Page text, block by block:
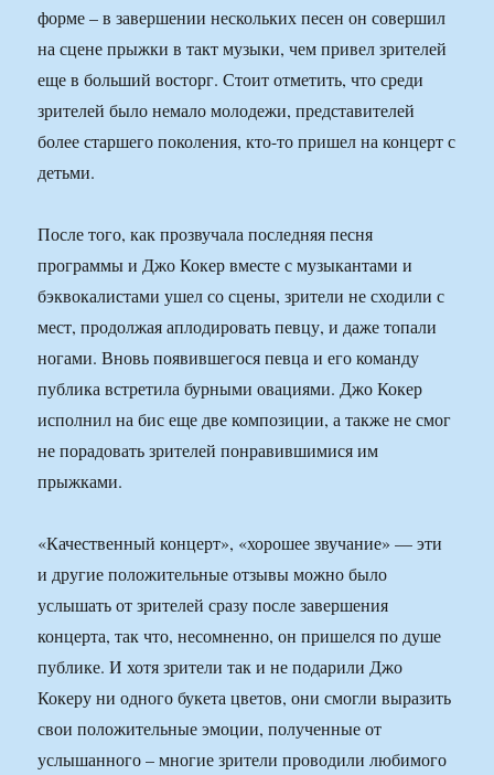
форме – в завершении нескольких песен он совершил
на сцене прыжки в такт музыки, чем привел зрителей
еще в больший восторг. Стоит отметить, что среди
зрителей было немало молодежи, представителей
более старшего поколения, кто-то пришел на концерт с
детьми.
После того, как прозвучала последняя песня
программы и Джо Кокер вместе с музыкантами и
бэквокалистами ушел со сцены, зрители не сходили с
мест, продолжая аплодировать певцу, и даже топали
ногами. Вновь появившегося певца и его команду
публика встретила бурными овациями. Джо Кокер
исполнил на бис еще две композиции, а также не смог
не порадовать зрителей понравившимися им
прыжками.
«Качественный концерт», «хорошее звучание» — эти
и другие положительные отзывы можно было
услышать от зрителей сразу после завершения
концерта, так что, несомненно, он пришелся по душе
публике. И хотя зрители так и не подарили Джо
Кокеру ни одного букета цветов, они смогли выразить
свои положительные эмоции, полученные от
услышанного – многие зрители проводили любимого